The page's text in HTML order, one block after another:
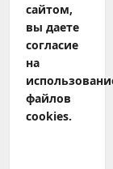
сайтом,
вы даете
согласие
на
файлов
cookies.